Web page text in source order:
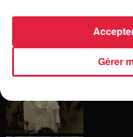
6 août 2026
Les
Gérer